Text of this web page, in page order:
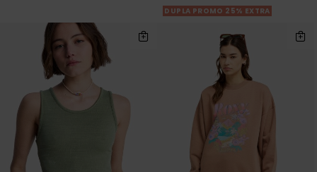
DUPLA PROMO 25% EXTRA